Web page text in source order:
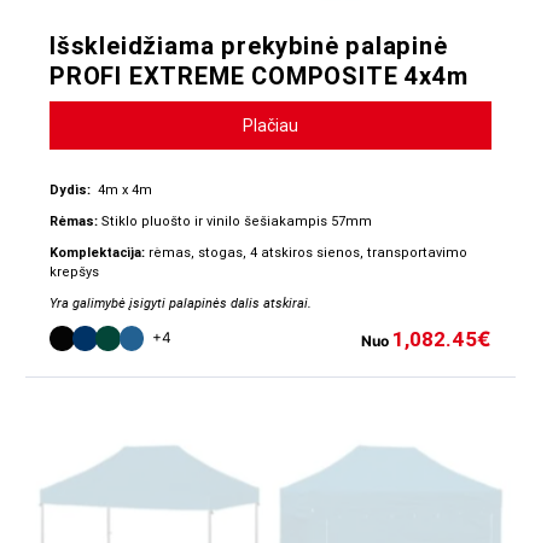
Išskleidžiama prekybinė palapinė
PROFI EXTREME COMPOSITE 4x4m
Plačiau
Dydis: 4m x 4m
Rėmas: Stiklo pluošto ir vinilo šešiakampis 57mm
Komplektacija: rėmas, stogas, 4 atskiros sienos, transportavimo
krepšys
Yra galimybė įsigyti palapinės dalis atskirai.
+4 Nuo 1,082.45€